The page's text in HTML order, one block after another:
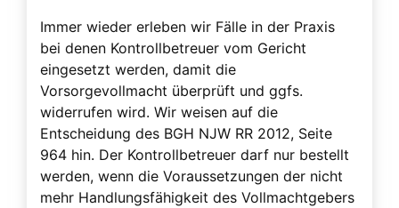
Immer wieder erleben wir Fälle in der Praxis
bei denen Kontrollbetreuer vom Gericht
eingesetzt werden, damit die
Vorsorgevollmacht überprüft und ggfs.
widerrufen wird. Wir weisen auf die
Entscheidung des BGH NJW RR 2012, Seite
964 hin. Der Kontrollbetreuer darf nur bestellt
werden, wenn die Voraussetzungen der nicht
mehr Handlungsfähigkeit des Vollmachtgebers
Impfen
Impfrisiko
Inhaltliche Anforderungen
Interne Anweisungen
Konten
Kontrollbetreuer